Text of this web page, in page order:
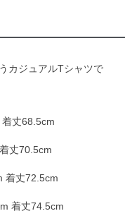
カジュアルTシャツで
丈68.5cm
丈70.5cm
着丈72.5cm
着丈74.5cm